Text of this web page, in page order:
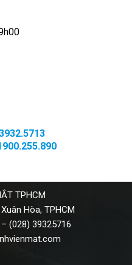
TPHCM
Hòa, TPHCM
(028) 39325716